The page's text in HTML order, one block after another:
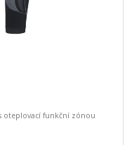
oteplovací funkční zónou